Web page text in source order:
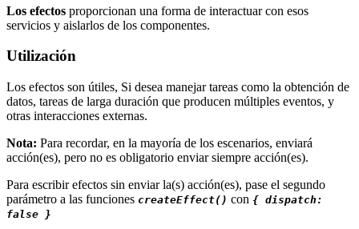
Los efectos proporcionan una forma de interactuar con esos
servicios y aislarlos de los componentes.
Utilización
Los efectos son útiles, Si desea manejar tareas como la obtención de
datos, tareas de larga duración que producen múltiples eventos, y
otras interacciones externas.
Nota: Para recordar, en la mayoría de los escenarios, enviará
acción(es), pero no es obligatorio enviar siempre acción(es).
Para escribir efectos sin enviar la(s) acción(es), pase el segundo
parámetro a las funciones createEffect() con { dispatch:
false }